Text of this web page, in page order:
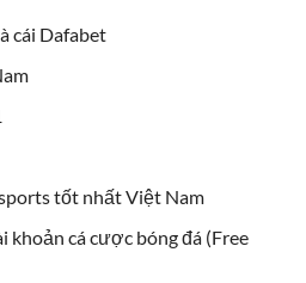
cái Dafabet
tốt nhất Việt Nam
khoản cá cược bóng đá (Free